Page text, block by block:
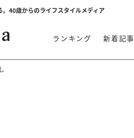
。40歳からのライフスタイルメディア
ランキング 新着記事